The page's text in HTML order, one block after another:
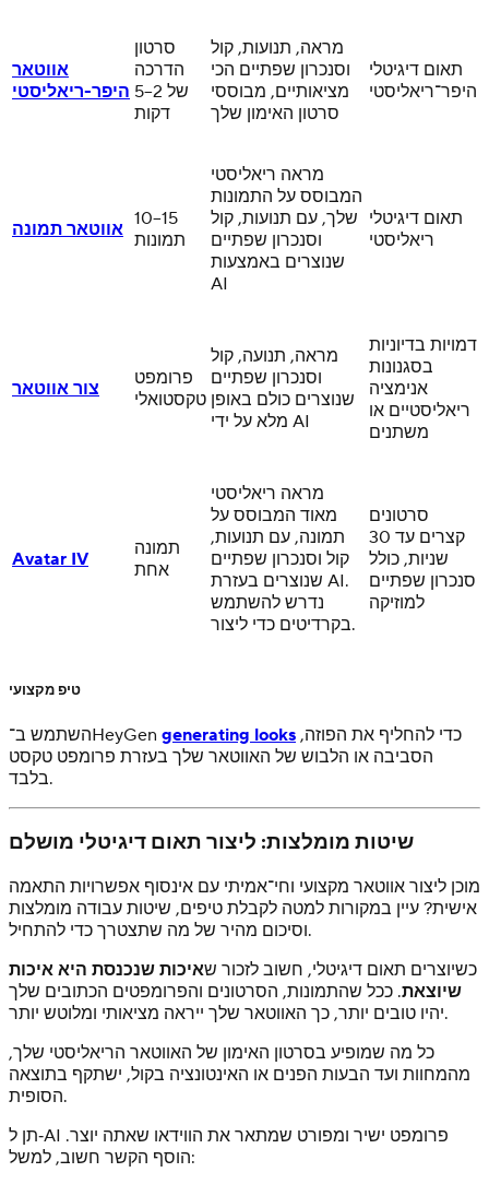
אווטאר
היפר-ריאליסטי
סרטון
הדרכה
של 2–5
דקות
מראה, תנועות, קול
וסנכרון שפתיים הכי
מציאותיים, מבוססי
סרטון האימון שלך
תאום דיגיטלי
היפר־ריאליסטי
אווטאר תמונה 10–15
תמונות
מראה ריאליסטי
המבוסס על התמונות
שלך, עם תנועות, קול
וסנכרון שפתיים
שנוצרים באמצעות
AI
תאום דיגיטלי
ריאליסטי
צור אווטאר
פרומפט
טקסטואלי
מראה, תנועה, קול
וסנכרון שפתיים
שנוצרים כולם באופן
מלא על ידי AI
דמויות בדיוניות
בסגנונות
אנימציה
ריאליסטיים או
משתנים
Avatar IV
תמונה
אחת
מראה ריאליסטי
מאוד המבוסס על
תמונה, עם תנועות,
קול וסנכרון שפתיים
שנוצרים בעזרת AI.
נדרש להשתמש
בקרדיטים כדי ליצור.
סרטונים
קצרים עד 30
שניות, כולל
סנכרון שפתיים
למוזיקה
טיפ מקצועי
השתמש ב־HeyGen generating looks
הסביבה או הלבוש של האווטאר שלך בעזרת פרומפט טקסט
בלבד.
שיטות מומלצות: ליצור תאום דיגיטלי מושלם
מוכן ליצור אווטאר מקצועי וחי־אמיתי עם אינסוף אפשרויות התאמה
אישית? עיין במקורות למטה לקבלת טיפים, שיטות עבודה מומלצות
וסיכום מהיר של מה שתצטרך כדי להתחיל.
כשיוצרים תאום דיגיטלי, חשוב לזכור שאיכות שנכנסת היא איכות
שיוצאת. ככל שהתמונות, הסרטונים והפרומפטים הכתובים שלך
יהיו טובים יותר, כך האווטאר שלך ייראה מציאותי ומלוטש יותר.
כל מה שמופיע בסרטון האימון של האווטאר הריאליסטי שלך,
מהמחוות ועד הבעות הפנים או האינטונציה בקול, ישתקף בתוצאה
הסופית.
תן ל‑AI פרומפט ישיר ומפורט שמתאר את הווידאו שאתה יוצר.
הוסף הקשר חשוב, למשל: